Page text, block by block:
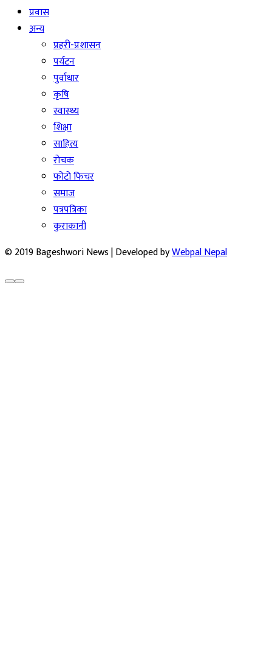
प्रवास
अन्य
प्रहरी-प्रशासन
पर्यटन
पुर्वाधार
कृषि
स्वास्थ्य
शिक्षा
साहित्य
रोचक
फोटो फिचर
समाज
पत्रपत्रिका
कुराकानी
© 2019 Bageshwori News | Developed byWebpal Nepal